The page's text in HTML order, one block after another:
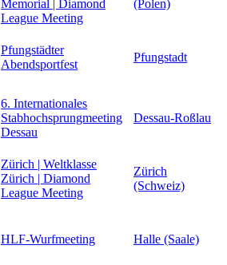
Memorial | Diamond
League Meeting
(Polen)
Pfungstädter
Abendsportfest
Pfungstadt
6. Internationales
Stabhochsprungmeeting
Dessau
Dessau-Roßlau
Zürich | Weltklasse
Zürich | Diamond
League Meeting
Zürich
(Schweiz)
HLF-Wurfmeeting Halle (Saale)